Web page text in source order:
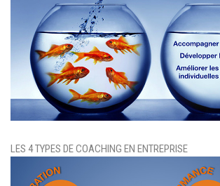
LES 4 TYPES DE COACHING EN ENTREPRISE